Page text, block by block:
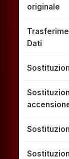
originale
Dati